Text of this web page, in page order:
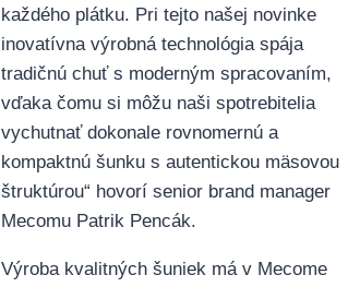
každého plátku. Pri tejto našej novinke
inovatívna výrobná technológia spája
tradičnú chuť s moderným spracovaním,
vďaka čomu si môžu naši spotrebitelia
vychutnať dokonale rovnomernú a
kompaktnú šunku s autentickou mäsovou
štruktúrou“ hovorí senior brand manager
Mecomu Patrik Pencák.
Výroba kvalitných šuniek má v Mecome